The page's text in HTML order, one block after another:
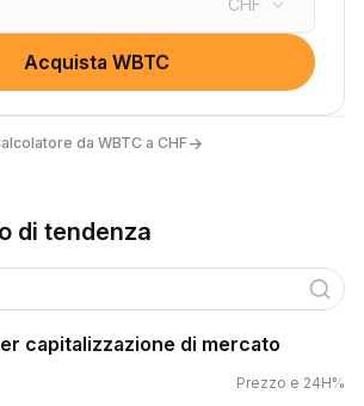
CHF
Acquista WBTC
da WBTC a CHF→
di tendenza
capitalizzazione di mercato
Prezzo e 24H%